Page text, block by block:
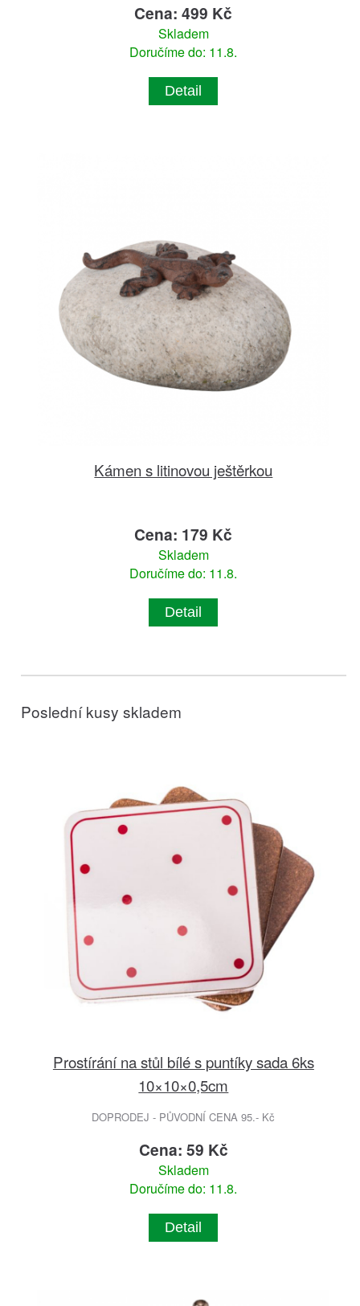
Cena: 499 Kč
Skladem
Doručíme do: 11.8.
Detail
Kámen s litinovou ještěrkou
Cena: 179 Kč
Skladem
Doručíme do: 11.8.
Detail
Poslední kusy skladem
Prostírání na stůl bílé s puntíky sada 6ks
10×10×0,5cm
DOPRODEJ - PŮVODNÍ CENA 95.- Kč
Cena: 59 Kč
Skladem
Doručíme do: 11.8.
Detail